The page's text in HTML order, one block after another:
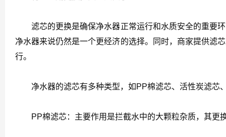
滤芯的更换是确保净水器正常运行和水质安全的重要环
净水器来说仍然是一个更经济的选择。同时，商家提供滤
行。
净水器的滤芯有多种类型，如PP棉滤芯、活性炭滤芯
PP棉滤芯：主要作用是拦截水中的大颗粒杂质，其更